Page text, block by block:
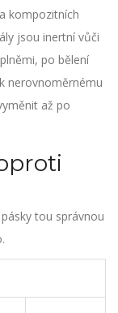
kompozitních
jsou inertní vůči
po bělení
nerovnoměrnému
až po
tou správnou